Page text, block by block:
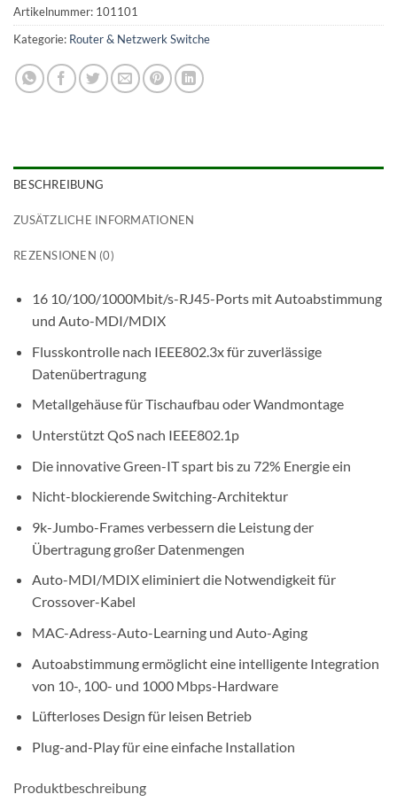
Artikelnummer: 101101
Kategorie: Router & Netzwerk Switche
BESCHREIBUNG
ZUSÄTZLICHE INFORMATIONEN
REZENSIONEN (0)
16 10/100/1000Mbit/s-RJ45-Ports mit Autoabstimmung
und Auto-MDI/MDIX
Flusskontrolle nach IEEE802.3x für zuverlässige
Datenübertragung
Metallgehäuse für Tischaufbau oder Wandmontage
Unterstützt QoS nach IEEE802.1p
Die innovative Green-IT spart bis zu 72% Energie ein
Nicht-blockierende Switching-Architektur
9k-Jumbo-Frames verbessern die Leistung der
Übertragung großer Datenmengen
Auto-MDI/MDIX eliminiert die Notwendigkeit für
Crossover-Kabel
MAC-Adress-Auto-Learning und Auto-Aging
Autoabstimmung ermöglicht eine intelligente Integration
von 10-, 100- und 1000 Mbps-Hardware
Lüfterloses Design für leisen Betrieb
Plug-and-Play für eine einfache Installation
Produktbeschreibung